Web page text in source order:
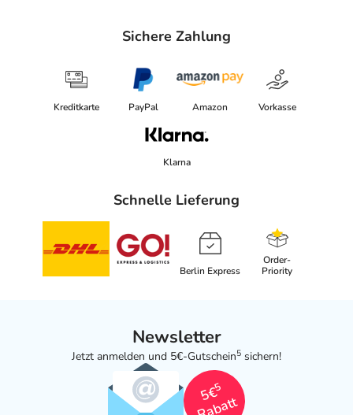
Sichere Zahlung
Kreditkarte PayPal Amazon Vorkasse
Klarna
Schnelle Lieferung
Berlin Express
Order-
Priority
Newsletter
Jetzt anmelden und 5€-Gutschein5 sichern!
5€
5
Rabatt